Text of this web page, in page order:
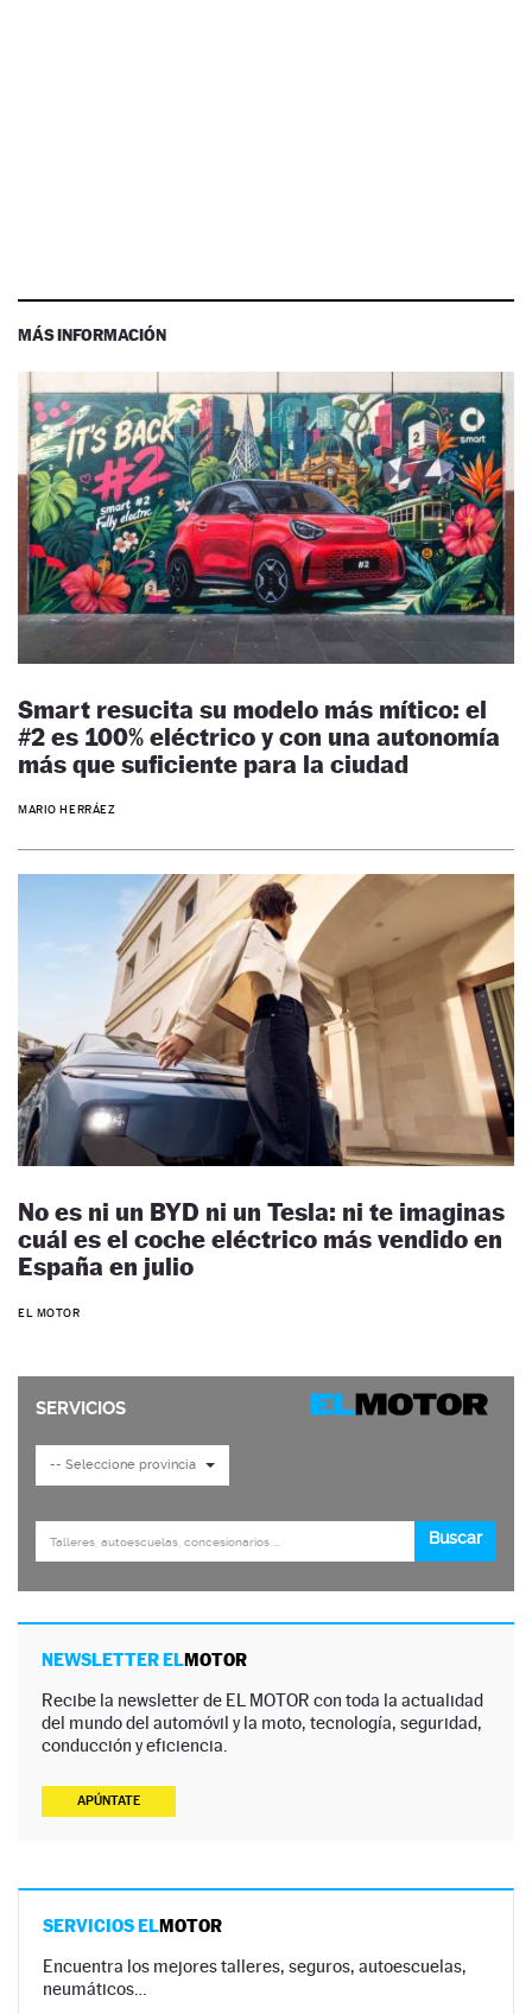
MÁS INFORMACIÓN
Smart resucita su modelo más mítico: el
#2 es 100% eléctrico y con una autonomía
más que suficiente para la ciudad
MARIO HERRÁEZ
No es ni un BYD ni un Tesla: ni te imaginas
cuál es el coche eléctrico más vendido en
España en julio
EL MOTOR
NEWSLETTER ELMOTOR
Recibe la newsletter de EL MOTOR con toda la actualidad
del mundo del automóvil y la moto, tecnología, seguridad,
conducción y eficiencia.
APÚNTATE
SERVICIOS ELMOTOR
Encuentra los mejores talleres, seguros, autoescuelas,
neumáticos…